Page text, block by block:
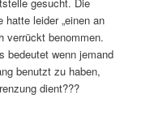
hatte leider „einen an
verrückt benommen.
bedeutet wenn jemand
benutzt zu haben,
dient???